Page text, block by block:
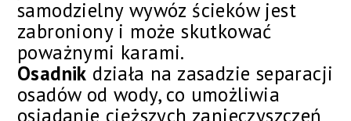
samodzielny wywóz ścieków jest
zabroniony i może skutkować
poważnymi karami.
Osadnik działa na zasadzie separacji
osadów od wody, co umożliwia
osiadanie cięższych zanieczyszczeń